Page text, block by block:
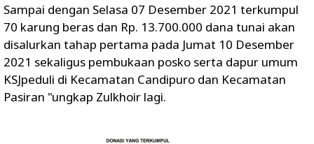
Sampai dengan Selasa 07 Desember 2021 terkumpul
70 karung beras dan Rp. 13.700.000 dana tunai akan
disalurkan tahap pertama pada Jumat 10 Desember
2021 sekaligus pembukaan posko serta dapur umum
KSJpeduli di Kecamatan Candipuro dan Kecamatan
Pasiran "ungkap Zulkhoir lagi.